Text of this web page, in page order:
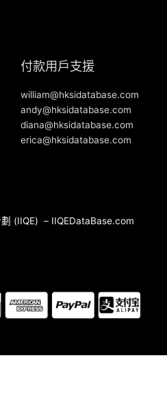
付款用戶支援
william@hksidatabase.com
andy@hksidatabase.com
diana@hksidatabase.com
erica@hksidatabase.com
(IIQE) – IIQEDataBase.com